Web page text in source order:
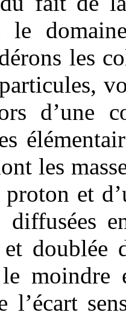
le
les
d’une
les
proton et
diffusées
doublée
moindre
l’écart